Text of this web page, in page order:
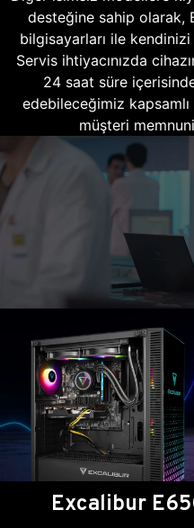
desteğine sahip olarak,
bilgisayarları ile
Servis ihtiyacınızda
24 saat süre
edebileceğimiz kapsamlı
müşteri
Excalibur